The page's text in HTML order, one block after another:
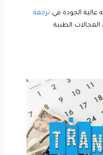
عالية الجودة في ترجمة
الطبية